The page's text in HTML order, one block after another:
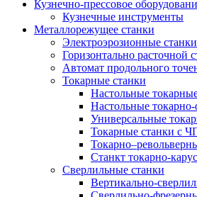
Кузнечно-прессовое
Кузнечные инструменты
Металлорежущее станки
Электроэрозионные станки
Горизонтально расточной
Автомат продольного
Токарные станки
Настольные
Настольные
Универсальные
Токарные станки с
Станкт токарно-
Сверлильные станки
Вертикально-